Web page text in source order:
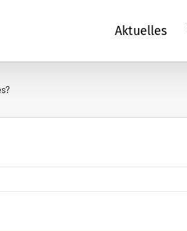
Aktuelles